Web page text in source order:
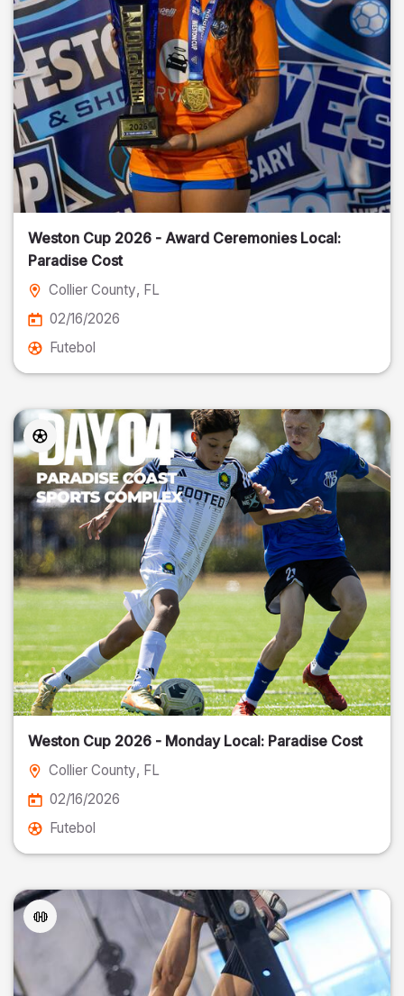
Weston Cup 2026 - Award Ceremonies Local:
Paradise Cost
Collier County, FL
02/16/2026
Futebol
Weston Cup 2026 - Monday Local: Paradise Cost
Collier County, FL
02/16/2026
Futebol